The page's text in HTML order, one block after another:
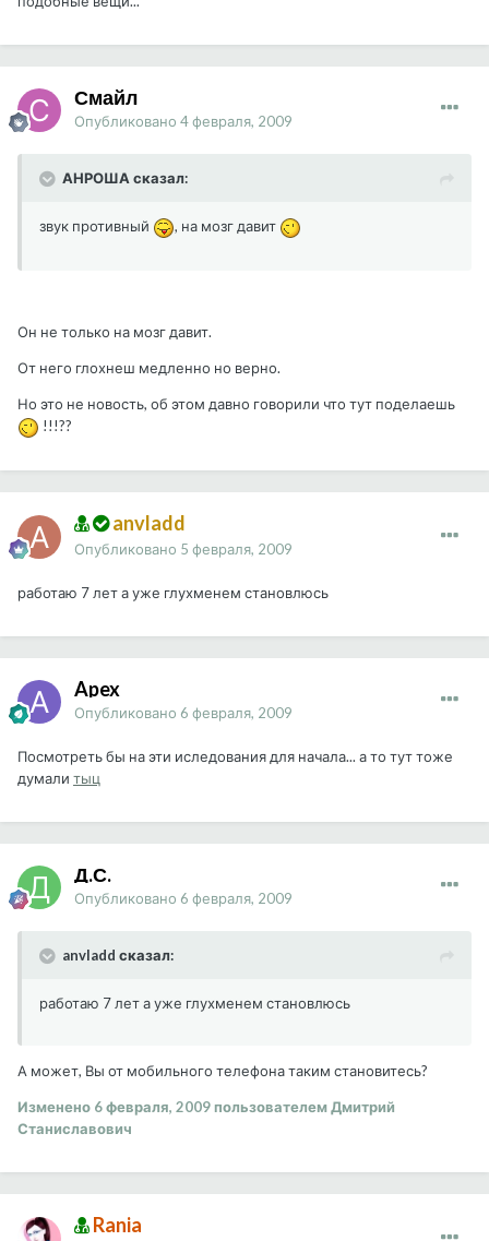
Смайл
Опубликовано 4 февраля, 2009
АНРОША сказал:
звук противный , на мозг давит
Он не только на мозг давит.
От него глохнеш медленно но верно.
Но это не новость, об этом давно говорили что тут поделаешь
!!!??
anvladd
Опубликовано 5 февраля, 2009
работаю 7 лет а уже глухменем становлюсь
Apex
Опубликовано 6 февраля, 2009
Посмотреть бы на эти иследования для начала... а то тут тоже
думали тыц
Д.С.
Опубликовано 6 февраля, 2009
anvladd сказал:
работаю 7 лет а уже глухменем становлюсь
А может, Вы от мобильного телефона таким становитесь?
Изменено 6 февраля, 2009пользователем Дмитрий
Станиславович
Rania